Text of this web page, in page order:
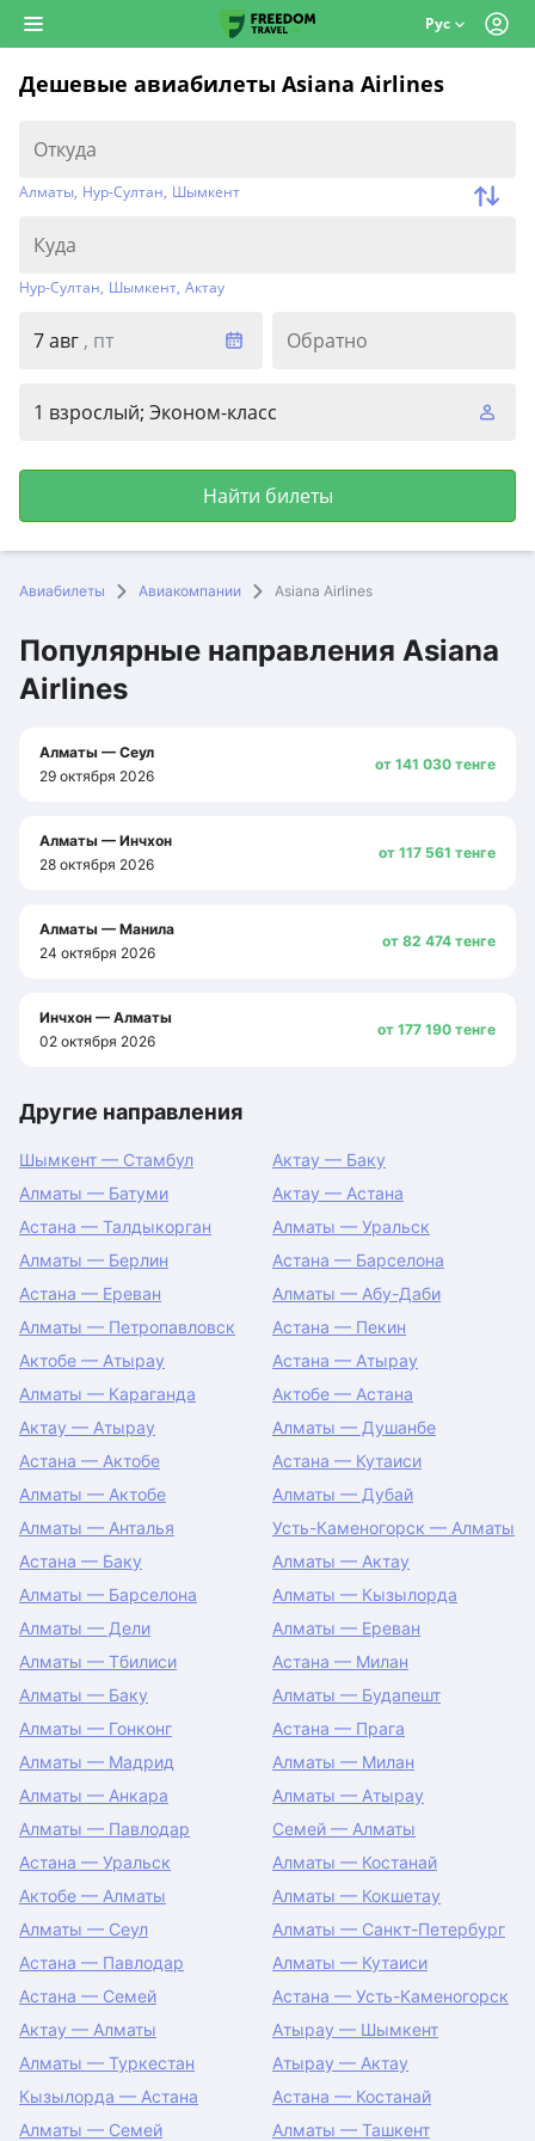
Рус
Дешевые авиабилеты Asiana Airlines
Алматы, Нур-Султан, Шымкент
Нур-Султан, Шымкент, Актау
7 авг , пт Обратно
1 взрослый; Эконом-класс
Найти билеты
Авиабилеты Авиакомпании Asiana Airlines
Популярные направления Asiana
Airlines
Популярные направления Asiana Airlines
Маршрут и дата
Алматы — Сеул
29 октября 2026
от 141 030 тенге
Алматы — Инчхон
28 октября 2026
от 117 561 тенге
Алматы — Манила
24 октября 2026
от 82 474 тенге
Инчхон — Алматы
02 октября 2026
от 177 190 тенге
Другие направления
Шымкент — Стамбул
Актау — Баку
Алматы — Батуми
Актау — Астана
Астана — Талдыкорган
Алматы — Уральск
Алматы — Берлин
Астана — Барселона
Астана — Ереван
Алматы — Абу-Даби
Алматы — Петропавловск
Астана — Пекин
Актобе — Атырау
Астана — Атырау
Алматы — Караганда
Актобе — Астана
Актау — Атырау
Алматы — Душанбе
Астана — Актобе
Астана — Кутаиси
Алматы — Актобе
Алматы — Дубай
Алматы — Анталья
Усть-Каменогорск — Алматы
Астана — Баку
Алматы — Актау
Алматы — Барселона
Алматы — Кызылорда
Алматы — Дели
Алматы — Ереван
Алматы — Тбилиси
Астана — Милан
Алматы — Баку
Алматы — Будапешт
Алматы — Гонконг
Астана — Прага
Алматы — Мадрид
Алматы — Милан
Алматы — Анкара
Алматы — Атырау
Алматы — Павлодар
Семей — Алматы
Астана — Уральск
Алматы — Костанай
Актобе — Алматы
Алматы — Кокшетау
Алматы — Сеул
Алматы — Санкт-Петербург
Астана — Павлодар
Алматы — Кутаиси
Астана — Семей
Астана — Усть-Каменогорск
Актау — Алматы
Атырау — Шымкент
Алматы — Туркестан
Атырау — Актау
Кызылорда — Астана
Астана — Костанай
Алматы — Семей
Алматы — Ташкент